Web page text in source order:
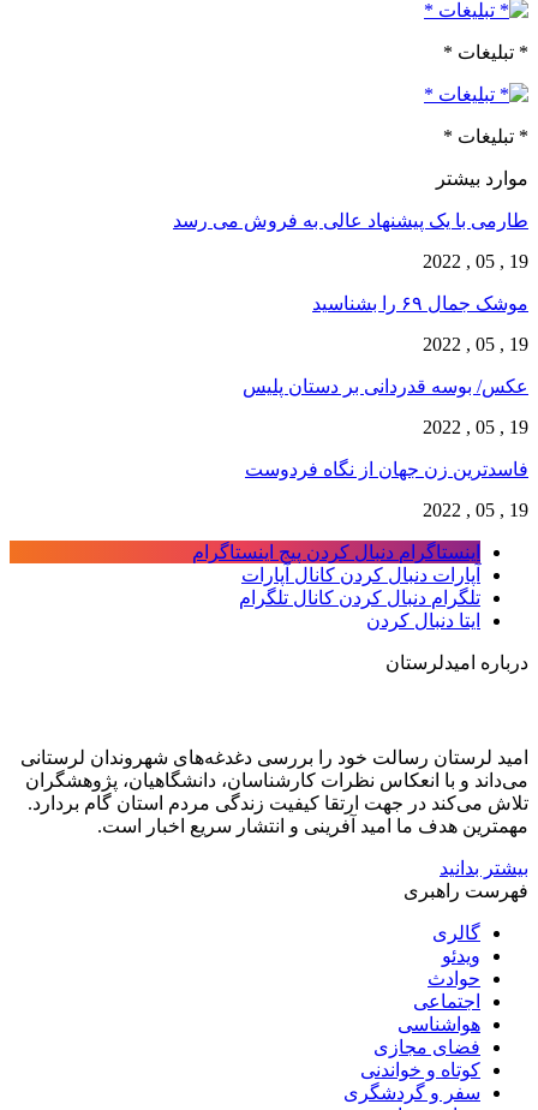
* تبلیغات *
* تبلیغات *
موارد بیشتر
طارمی با یک پیشنهاد عالی به فروش می رسد
19 , 05 , 2022
موشک جمال ۶۹ را بشناسید
19 , 05 , 2022
عکس/ بوسه قدردانی بر دستان پلیس
19 , 05 , 2022
فاسدترین زن جهان از نگاه فردوست
19 , 05 , 2022
اینستاگرام دنبال کردن پیج اینستاگرام
آپارات دنبال کردن کانال آپارات
تلگرام دنبال کردن کانال تلگرام
ایتا دنبال کردن
درباره امیدلرستان
امید لرستان رسالت خود را بررسی دغدغه‌های شهروندان لرستانی
می‌داند و با انعکاس نظرات کارشناسان، دانشگاهیان، پژوهشگران
تلاش می‌کند در جهت ارتقا کیفیت زندگی مردم استان گام بردارد.
مهمترین هدف ما امید آفرینی و انتشار سریع اخبار است.
بیشتر بدانید
فهرست راهبری
گالری
ویدئو
حوادث
اجتماعی
هواشناسی
فضای مجازی
کوتاه و خواندنی
سفر و گردشگری